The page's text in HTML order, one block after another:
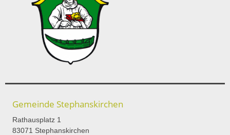
Gemeinde Stephanskirchen
Rathausplatz 1
83071 Stephanskirchen